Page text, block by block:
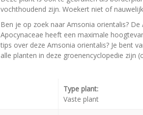
vochthoudend zijn. Woekert niet of
Ben je op zoek naar Amsonia orientalis?
Apocynaceae heeft een maximale
tips over deze Amsonia orientalis? Je bent
alle planten in deze groenencyclopedie zijn
Type plant:
Vaste plant